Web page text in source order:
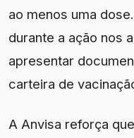
ao menos uma
durante a ação nos
apresentar
carteira de
A Anvisa reforça